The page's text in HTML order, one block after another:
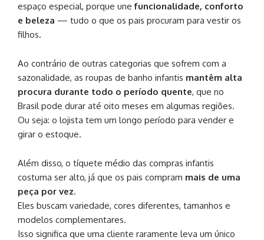
espaço especial, porque unefuncionalidade, conforto
e beleza — tudo o que os pais procuram para vestir os
filhos.
Ao contrário de outras categorias que sofrem com a
sazonalidade, as roupas de banho infantis mantêm alta
procura durante todo o período quente, que no
Brasil pode durar até oito meses em algumas regiões.
Ou seja: o lojista tem um longo período para vender e
girar o estoque.
Além disso, o tíquete médio das compras infantis
costuma ser alto, já que os pais compram mais de uma
peça por vez.
Eles buscam variedade, cores diferentes, tamanhos e
modelos complementares.
Isso significa que uma cliente raramente leva um único